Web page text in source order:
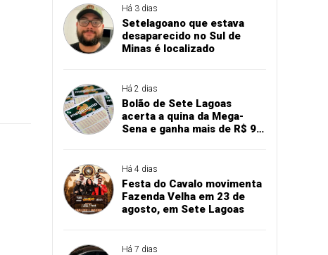
Há 3 dias
Setelagoano que estava
desaparecido no Sul de
Minas é localizado
Há 2 dias
Bolão de Sete Lagoas
acerta a quina da Mega-
Sena e ganha mais de R$ 94
Há 4 dias
Festa do Cavalo movimenta
Fazenda Velha em 23 de
agosto, em Sete Lagoas
Há 7 dias